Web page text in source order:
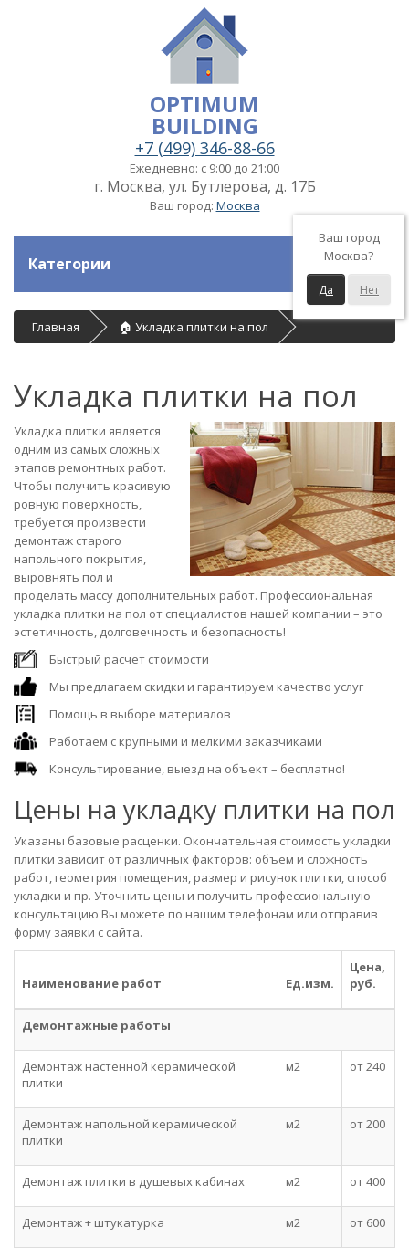
OPTIMUM
BUILDING
+7 (499) 346-88-66
Ежедневно: с 9:00 до 21:00
г. Москва, ул. Бутлерова, д. 17Б
Ваш город: Москва
Ваш город
Москва?
Да Нет
Категории
Главная 🏠 Укладка плитки на пол
Укладка плитки на пол
Укладка плитки является
одним из самых сложных
этапов ремонтных работ.
Чтобы получить красивую
ровную поверхность,
требуется произвести
демонтаж старого
напольного покрытия,
выровнять пол и
проделать массу дополнительных работ. Профессиональная
укладка плитки на пол от специалистов нашей компании – это
эстетичность, долговечность и безопасность!
Быстрый расчет стоимости
Мы предлагаем скидки и гарантируем качество услуг
Помощь в выборе материалов
Работаем с крупными и мелкими заказчиками
Консультирование, выезд на объект – бесплатно!
Цены на укладку плитки на пол
Указаны базовые расценки. Окончательная стоимость укладки
плитки зависит от различных факторов: объем и сложность
работ, геометрия помещения, размер и рисунок плитки, способ
укладки и пр. Уточнить цены и получить профессиональную
консультацию Вы можете по нашим телефонам или отправив
форму заявки с сайта.
Наименование работ Ед.изм.
Цена,
руб.
Демонтажные работы
Демонтаж настенной керамической
плитки
м2 от 240
Демонтаж напольной керамической
плитки
м2 от 200
Демонтаж плитки в душевых кабинах м2 от 400
Демонтаж + штукатурка м2 от 600